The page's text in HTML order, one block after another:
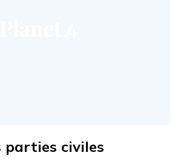
parties civiles